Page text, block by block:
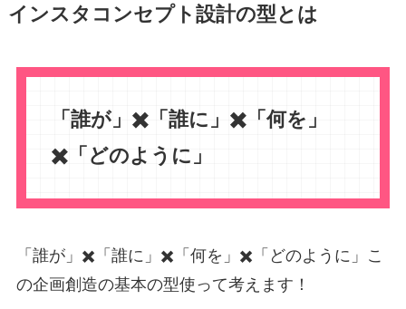
インスタコンセプト設計の型とは
「誰が」✖️「誰に」✖️「何を」
✖️「どのように」
「誰が」✖️「誰に」✖️「何を」✖️「どのように」こ
の企画創造の基本の型使って考えます！